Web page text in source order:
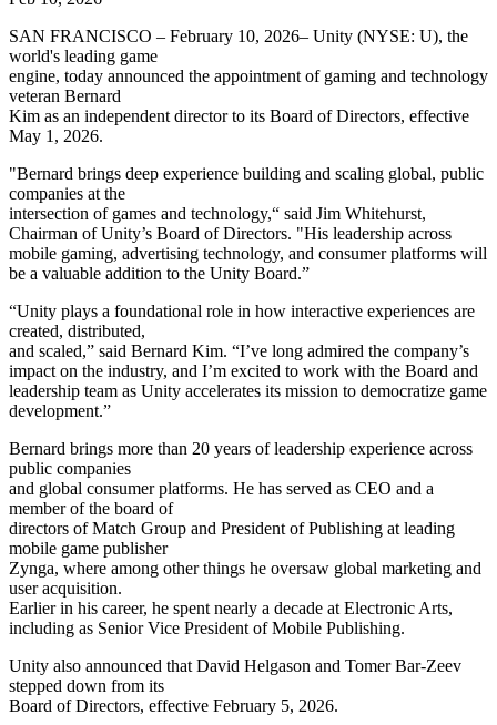
LiveOps
Анализ после запуска и операции с живыми играми
Развивайте
Будьте замечены и привлекайте мобильных пользователей
Встроенные покупки
Управляйте IAP в магазинах и D2C
Соединяйте игроков с подходящими играми
Рекламируйте с помощью Unity
Монетизируйте с помощью
Unity
Примеры использования
Мобильные игры
Инди-игры
Выпускайте большие игры с небольшими командами
XR-игры
Запускайте XR-игры на разных платформах
Многопользовательские игры
Упрощенное создание многопользовательских игр
Торговля
Преобразовать опыт в магазине в онлайн-опыт
Автомобильная отрасль
Увеличьте инновации и впечатления в автомобиле
Истории успеха
Истории успеха из реальной жизни
Руководства по лучшим практикам
Советы и хитрости от экспертов
Демонстрационные проекты
Демо-версии, образцы и строительные блоки
Все ресурсы
Что нового
Блог
Обновления, информация и технические советы
Новости
Новости, истории и пресс-центр
Награды Unity
Празднование Unity-креаторов по всему миру
Практические руководства
Практические советы и лучшие практики
Образование
Для студентов
Для преподавателей
Улучшите свое преподавание
Лицензия Education Grant
Принесите мощь Unity в ваше учебное заведение
Программы сертификации
Докажите свое мастерство в Unity
SAN FRANCISCO – February 10, 2026– Unity (NYSE: U), the
world's leading game
engine, today announced the appointment of gaming and technology
veteran Bernard
Kim as an independent director to its Board of Directors, effective
May 1, 2026.
"Bernard brings deep experience building and scaling global, public
companies at the
intersection of games and technology,“ said Jim Whitehurst,
Chairman of Unity’s Board of Directors. "His leadership across
mobile gaming, advertising technology, and consumer platforms will
be a valuable addition to the Unity Board.”
“Unity plays a foundational role in how interactive experiences are
created, distributed,
and scaled,” said Bernard Kim. “I’ve long admired the company’s
impact on the industry, and I’m excited to work with the Board and
leadership team as Unity accelerates its mission to democratize game
development.”
Bernard brings more than 20 years of leadership experience across
public companies
and global consumer platforms. He has served as CEO and a
member of the board of
directors of Match Group and President of Publishing at leading
mobile game publisher
Zynga, where among other things he oversaw global marketing and
user acquisition.
Earlier in his career, he spent nearly a decade at Electronic Arts,
including as Senior Vice President of Mobile Publishing.
Unity also announced that David Helgason and Tomer Bar-Zeev
stepped down from its
Board of Directors, effective February 5, 2026.